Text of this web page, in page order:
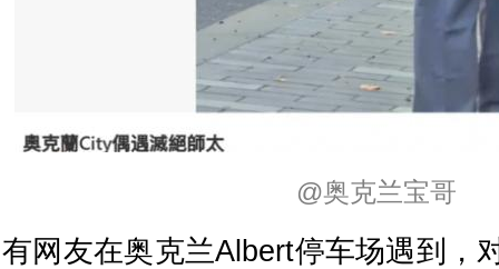
@奥克兰宝哥
有网友在奥克兰Albert停车场遇到，